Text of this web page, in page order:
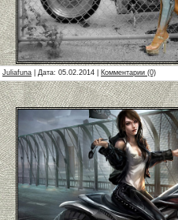
Juliafuna | Дата: 05.02.2014 Комментарии (0)